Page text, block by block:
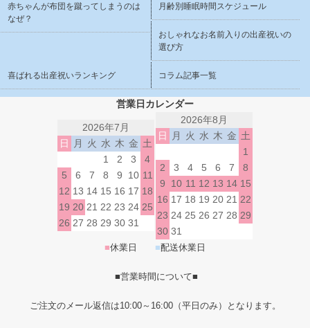
赤ちゃんが布団を蹴ってしまうのは
なぜ？
月齢別睡眠時間スケジュール
おしゃれなお名前入りの出産祝いの
選び方
喜ばれる出産祝いランキング コラム記事一覧
営業日カレンダー
2026年7月
日
月 火 水 木 金 土
1
2 3
4
5
6 7 8 9 10 11
12 13 14 15 16 17 18
19 20 21 22 23 24 25
26 27 28 29 30 31
2026年8月
日
月 火 水 木 金 土
1
2
3 4 5 6 7
8
9
10 11 12 13 14 15
16 17 18 19 20 21 22
23 24 25 26 27 28 29
30 31
■休業日 ■配送休業日
■営業時間について■
ご注文のメール返信は10:00～16:00（平日のみ）となります。